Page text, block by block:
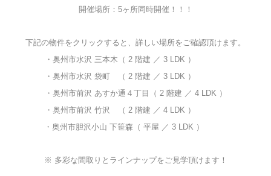
開催場所：5ヶ所同時開催！！！
下記の物件をクリックすると、詳しい場所をご確認頂けます。
・ 奥州市水沢 三本木（ 2 階建 ／ 3 LDK ）
・ 奥州市水沢 袋町 （ 2 階建 ／ 3 LDK ）
・ 奥州市前沢 あすか通４丁目（ 2 階建 ／ 4 LDK ）
・ 奥州市前沢 竹沢 （ 2 階建 ／ 4 LDK ）
・ 奥州市胆沢小山 下笹森（ 平屋 ／ 3 LDK ）
※ 多彩な間取りとラインナップをご見学頂けます！